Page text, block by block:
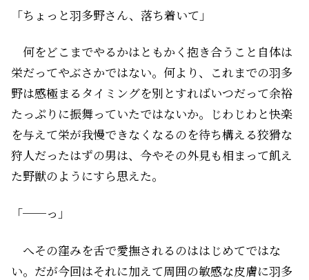
「ちょっと羽多野さん、落ち着いて」
何をどこまでやるかはともかく抱き合うこと自体は
栄だってやぶさかではない。何より、これまでの羽多
野は感極まるタイミングを別とすればいつだって余裕
たっぷりに振舞っていたではないか。じわじわと快楽
を与えて栄が我慢できなくなるのを待ち構える狡猾な
狩人だったはずの男は、今やその外見も相まって飢え
た野獣のようにすら思えた。
「──っ」
へその窪みを舌で愛撫されるのははじめてではな
い。だが今回はそれに加えて周囲の敏感な皮膚に羽多